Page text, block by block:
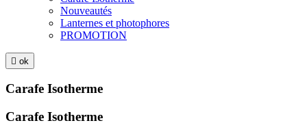
Nouveautés
Lanternes et photophores
PROMOTION
 ok
Carafe Isotherme
Carafe Isotherme